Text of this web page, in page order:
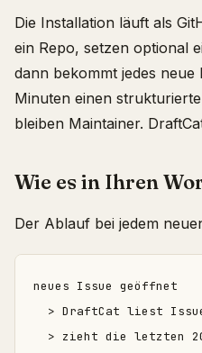
Die Installation läuft als
ein Repo, setzen optional
dann bekommt jedes
Minuten einen
bleiben Maintainer.
Wie es in Ihren
Der Ablauf bei jedem
neues Issue geöffnet
> DraftCat liest
> zieht die letzten